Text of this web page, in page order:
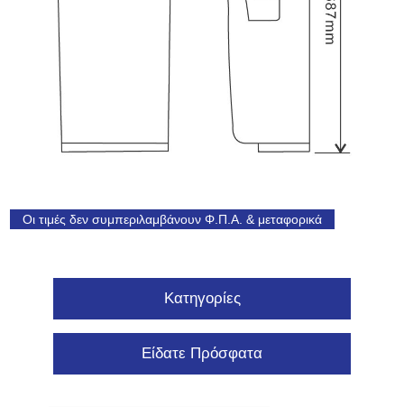
Οι τιμές δεν συμπεριλαμβάνουν Φ.Π.Α. & μεταφορικά
Κατηγορίες
Είδατε Πρόσφατα